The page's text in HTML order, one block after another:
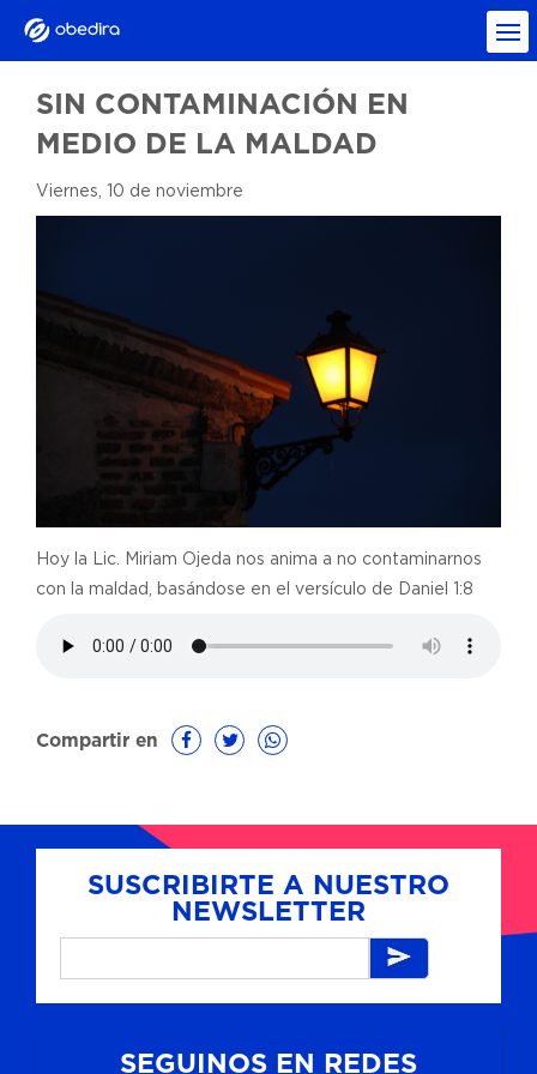
SIN CONTAMINACIÓN EN
MEDIO DE LA MALDAD
Viernes, 10 de noviembre
Hoy la Lic. Miriam Ojeda nos anima a no contaminarnos
con la maldad, basándose en el versículo de Daniel 1:8
Compartir en
SUSCRIBIRTE A NUESTRO
NEWSLETTER
SEGUINOS EN REDES